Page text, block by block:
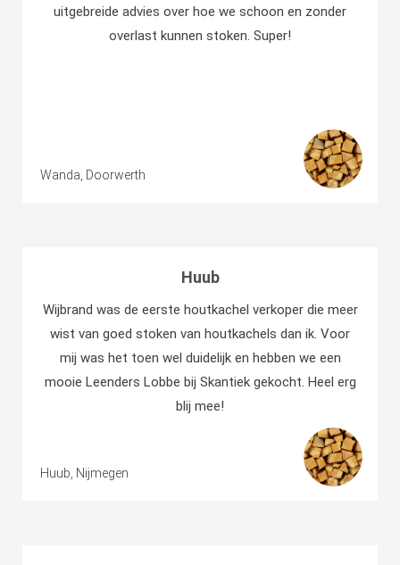
uitgebreide advies over hoe we schoon en zonder
overlast kunnen stoken. Super!
Wanda, Doorwerth
Huub
Wijbrand was de eerste houtkachel verkoper die meer
wist van goed stoken van houtkachels dan ik. Voor
mij was het toen wel duidelijk en hebben we een
mooie Leenders Lobbe bij Skantiek gekocht. Heel erg
blij mee!
Huub, Nijmegen